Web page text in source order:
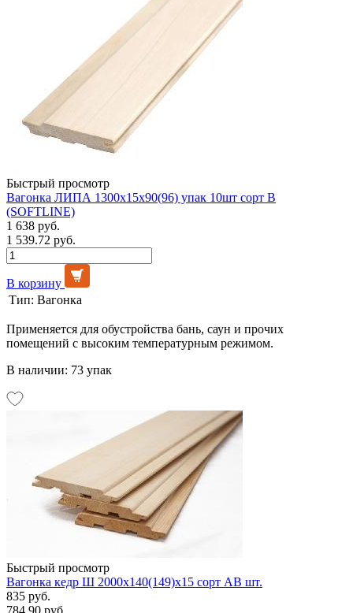
Быстрый просмотр
Вагонка ЛИПА 1300х15х90(96) упак 10шт сорт В
(SOFTLINE)
1 638 руб.
1 539.72 руб.
В корзину
Тип: Вагонка
Применяется для обустройства бань, саун и прочих
помещений с высоким температурным режимом.
В наличии: 73 упак
Быстрый просмотр
Вагонка кедр Ш 2000х140(149)х15 сорт АВ шт.
835 руб.
784.90 руб.